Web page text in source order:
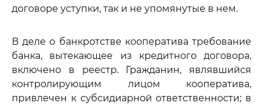
договоре уступки, так и не упомянутые в нем.
В деле о банкротстве кооператива требование
банка, вытекающее из кредитного договора,
включено в реестр. Гражданин, являвшийся
контролирующим лицом кооператива,
привлечен к субсидиарной ответственности; в